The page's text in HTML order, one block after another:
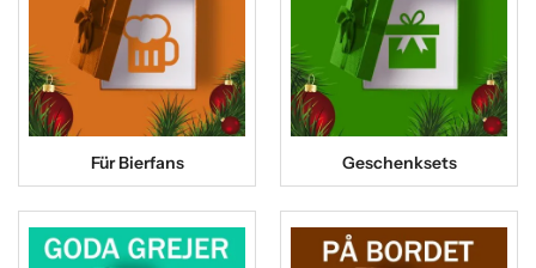
Für Bierfans Geschenksets